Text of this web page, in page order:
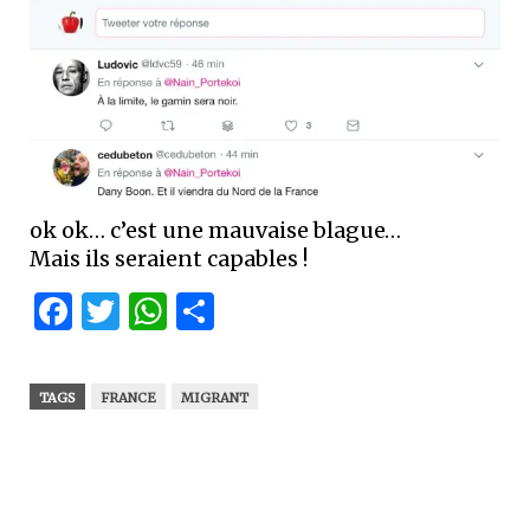
ok ok… c’est une mauvaise blague…
Mais ils seraient capables !
Facebook
Twitter
WhatsApp
TAGS FRANCE MIGRANT